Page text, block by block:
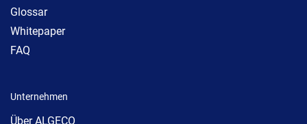
Glossar
Whitepaper
FAQ
Unternehmen
Über ALGECO